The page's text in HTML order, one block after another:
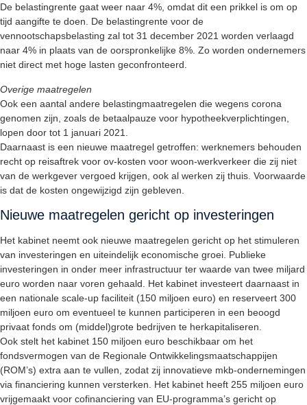
De belastingrente gaat weer naar 4%, omdat dit een prikkel is om op
tijd aangifte te doen. De belastingrente voor de
vennootschapsbelasting zal tot 31 december 2021 worden verlaagd
naar 4% in plaats van de oorspronkelijke 8%. Zo worden ondernemers
niet direct met hoge lasten geconfronteerd.
Overige maatregelen
Ook een aantal andere belastingmaatregelen die wegens corona
genomen zijn, zoals de betaalpauze voor hypotheekverplichtingen,
lopen door tot 1 januari 2021.
Daarnaast is een nieuwe maatregel getroffen: werknemers behouden
recht op reisaftrek voor ov-kosten voor woon-werkverkeer die zij niet
van de werkgever vergoed krijgen, ook al werken zij thuis. Voorwaarde
is dat de kosten ongewijzigd zijn gebleven.
Nieuwe maatregelen gericht op investeringen
Het kabinet neemt ook nieuwe maatregelen gericht op het stimuleren
van investeringen en uiteindelijk economische groei. Publieke
investeringen in onder meer infrastructuur ter waarde van twee miljard
euro worden naar voren gehaald. Het kabinet investeert daarnaast in
een nationale scale-up faciliteit (150 miljoen euro) en reserveert 300
miljoen euro om eventueel te kunnen participeren in een beoogd
privaat fonds om (middel)grote bedrijven te herkapitaliseren.
Ook stelt het kabinet 150 miljoen euro beschikbaar om het
fondsvermogen van de Regionale Ontwikkelingsmaatschappijen
(ROM’s) extra aan te vullen, zodat zij innovatieve mkb-ondernemingen
via financiering kunnen versterken. Het kabinet heeft 255 miljoen euro
vrijgemaakt voor cofinanciering van EU-programma’s gericht op